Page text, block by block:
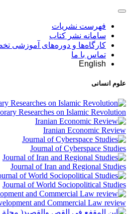
فهرست نشریات
سامانه نشر کتاب
کارگاه‌ها و دوره‌های آموزشی
تماس با ما
English
علوم انسانی
Researches on Islamic Revolution
Iranian Economic Review
Journal of Cyberspace Studies
Journal of Iran and Regional Studies
Journal of World Sociopolitical Studies
and Commercial Law review